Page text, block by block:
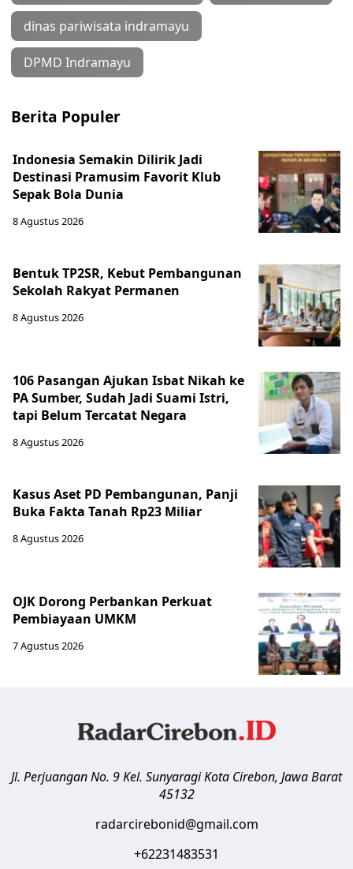
dinas pariwisata indramayu
DPMD Indramayu
Berita Populer
Indonesia Semakin Dilirik Jadi
Destinasi Pramusim Favorit Klub
Sepak Bola Dunia
8 Agustus 2026
Bentuk TP2SR, Kebut Pembangunan
Sekolah Rakyat Permanen
8 Agustus 2026
106 Pasangan Ajukan Isbat Nikah ke
PA Sumber, Sudah Jadi Suami Istri,
tapi Belum Tercatat Negara
8 Agustus 2026
Kasus Aset PD Pembangunan, Panji
Buka Fakta Tanah Rp23 Miliar
8 Agustus 2026
OJK Dorong Perbankan Perkuat
Pembiayaan UMKM
7 Agustus 2026
Jl. Perjuangan No. 9 Kel. SunyaragiKota Cirebon, Jawa Barat
45132
radarcirebonid@gmail.com
+62231483531